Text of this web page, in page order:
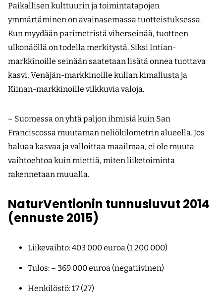
Paikallisen kulttuurin ja toimintatapojen
ymmärtäminen on avainasemassa tuotteistuksessa.
Kun myydään parimetristä viher­seinää, tuotteen
ulkonäöllä on todella merkitystä. Siksi Intian-
markkinoille seinään saatetaan lisätä onnea tuottava
kasvi, Venäjän-markkinoille kullan kimallusta ja
Kiinan-markkinoille vilkkuvia valoja.
– Suomessa on yhtä paljon ihmisiä kuin San
Franciscossa muutaman neliökilometrin alueella. Jos
haluaa kasvaa ja valloittaa maailmaa, ei ole muuta
vaihtoehtoa kuin miettiä, miten liiketoiminta
rakennetaan muualla.
NaturVentionin tunnusluvut 2014
(ennuste 2015)
Liikevaihto: 403 000 euroa (1 200 000)
Tulos: – 369 000 euroa (negatiivinen)
Henkilöstö: 17 (27)